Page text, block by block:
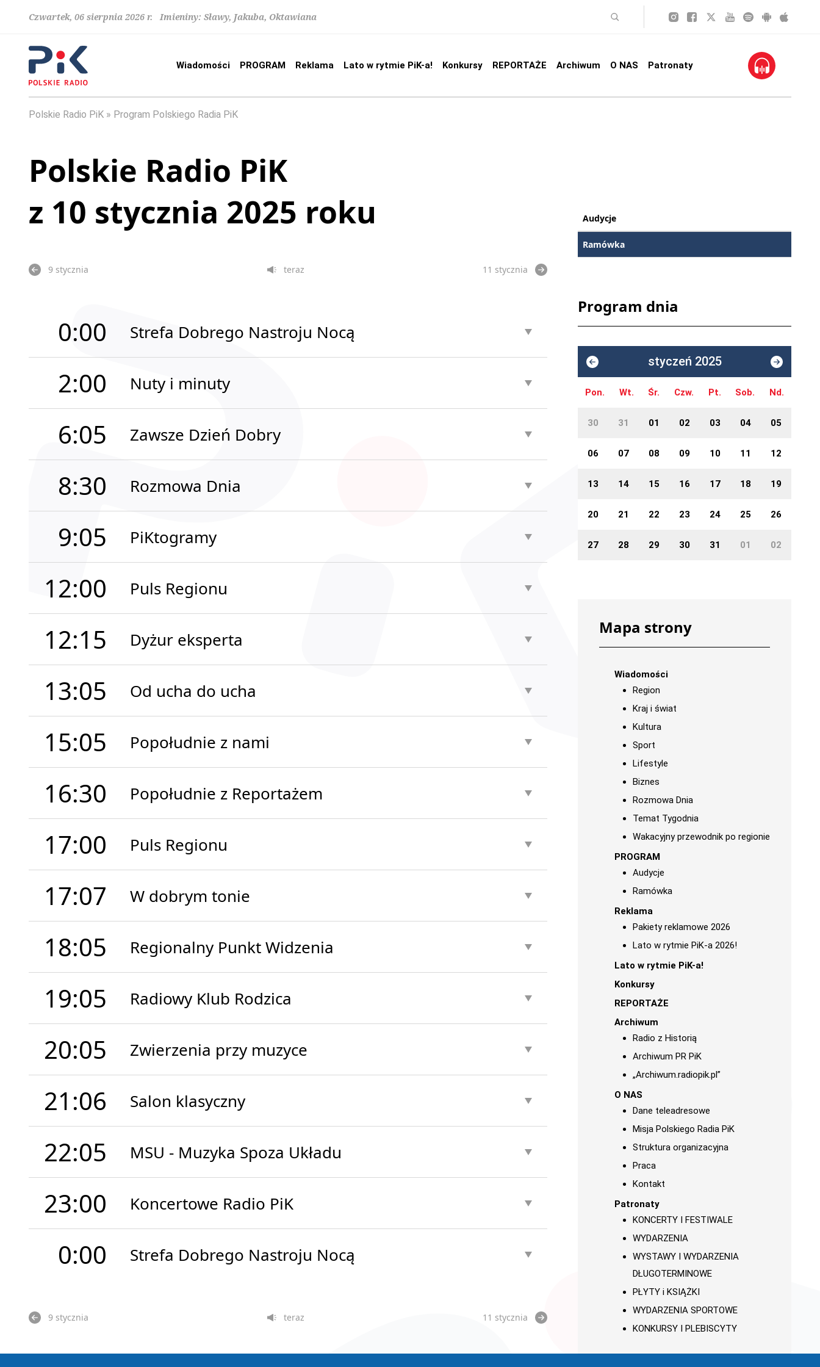
Czwartek, 06 sierpnia 2026 r. Imieniny: Sławy, Jakuba, Oktawiana
Wiadomości PROGRAM Reklama Lato w rytmie PiK-a! Konkursy REPORTAŻE Archiwum O NAS Patronaty
Polskie Radio PiK Program Polskiego Radia PiK
Polskie Radio PiK
z 10 stycznia 2025 roku
9 stycznia teraz 11 stycznia
0:00 Strefa Dobrego Nastroju Nocą
2:00 Nuty i minuty
6:05 Zawsze Dzień Dobry
8:30 Rozmowa Dnia
9:05 PiKtogramy
12:00 Puls Regionu
12:15 Dyżur eksperta
13:05 Od ucha do ucha
15:05 Popołudnie z nami
16:30 Popołudnie z Reportażem
17:00 Puls Regionu
17:07 W dobrym tonie
18:05 Regionalny Punkt Widzenia
19:05 Radiowy Klub Rodzica
20:05 Zwierzenia przy muzyce
21:06 Salon klasyczny
22:05 MSU - Muzyka Spoza Układu
23:00 Koncertowe Radio PiK
0:00 Strefa Dobrego Nastroju Nocą
9 stycznia teraz 11 stycznia
Audycje
Ramówka
Program dnia
styczeń 2025
Pon. Wt. Śr. Czw. Pt. Sob. Nd.
30 31 01 02 03 04 05
06 07 08 09 10 11 12
13 14 15 16 17 18 19
20 21 22 23 24 25 26
27 28 29 30 31 01 02
Mapa strony
Wiadomości
Region
Kraj i świat
Kultura
Sport
Lifestyle
Biznes
Rozmowa Dnia
Temat Tygodnia
Wakacyjny przewodnik po regionie
PROGRAM
Audycje
Ramówka
Reklama
Pakiety reklamowe 2026
Lato w rytmie PiK-a 2026!
Lato w rytmie PiK-a!
Konkursy
REPORTAŻE
Archiwum
Radio z Historią
Archiwum PR PiK
„Archiwum.radiopik.pl”
O NAS
Dane teleadresowe
Misja Polskiego Radia PiK
Struktura organizacyjna
Praca
Kontakt
Patronaty
KONCERTY I FESTIWALE
WYDARZENIA
WYSTAWY I WYDARZENIA
DŁUGOTERMINOWE
PŁYTY i KSIĄŻKI
WYDARZENIA SPORTOWE
KONKURSY I PLEBISCYTY